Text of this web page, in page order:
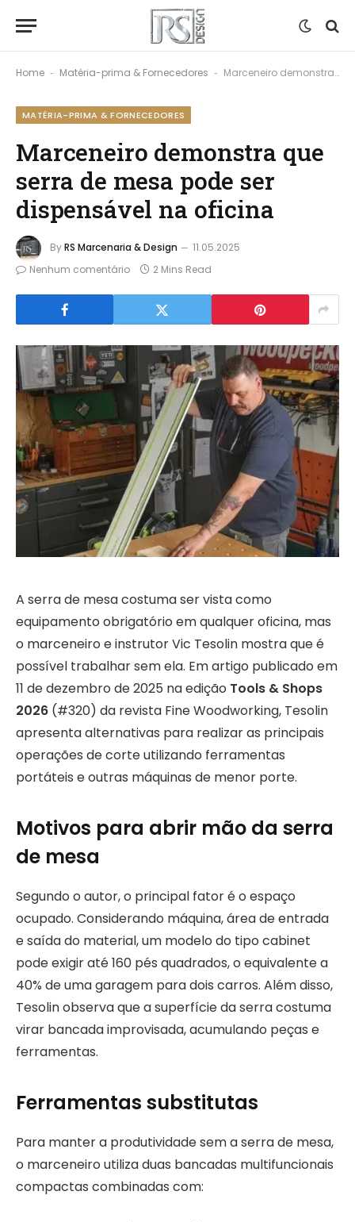
Home - Matéria-prima & Fornecedores - Marceneiro demonstra que serra de mesa pode ser dispensável na oficina
MATÉRIA-PRIMA & FORNECEDORES
Marceneiro demonstra que
serra de mesa pode ser
dispensável na oficina
ByRS Marcenaria & Design
11.05.2025
Nenhum comentário
2 Mins Read
A serra de mesa costuma ser vista como
equipamento obrigatório em qualquer oficina, mas
o marceneiro e instrutor Vic Tesolin mostra que é
possível trabalhar sem ela. Em artigo publicado em
11 de dezembro de 2025 na edição Tools & Shops
2026 (#320) da revista Fine Woodworking, Tesolin
apresenta alternativas para realizar as principais
operações de corte utilizando ferramentas
portáteis e outras máquinas de menor porte.
Motivos para abrir mão da serra
de mesa
Segundo o autor, o principal fator é o espaço
ocupado. Considerando máquina, área de entrada
e saída do material, um modelo do tipo cabinet
pode exigir até 160 pés quadrados, o equivalente a
40% de uma garagem para dois carros. Além disso,
Tesolin observa que a superfície da serra costuma
virar bancada improvisada, acumulando peças e
ferramentas.
Ferramentas substitutas
Para manter a produtividade sem a serra de mesa,
o marceneiro utiliza duas bancadas multifuncionais
compactas combinadas com: